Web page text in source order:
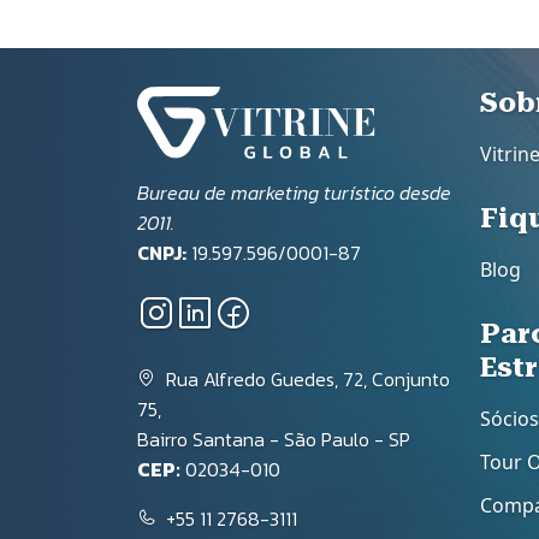
Bureau de marketing turístico desde
2011.
CNPJ: 19.597.596/0001-87
Rua Alfredo Guedes, 72, Conjunto
75,
Bairro Santana - São Paulo - SP
CEP:02034-010
+55 11 2768-3111
Blog
Tour